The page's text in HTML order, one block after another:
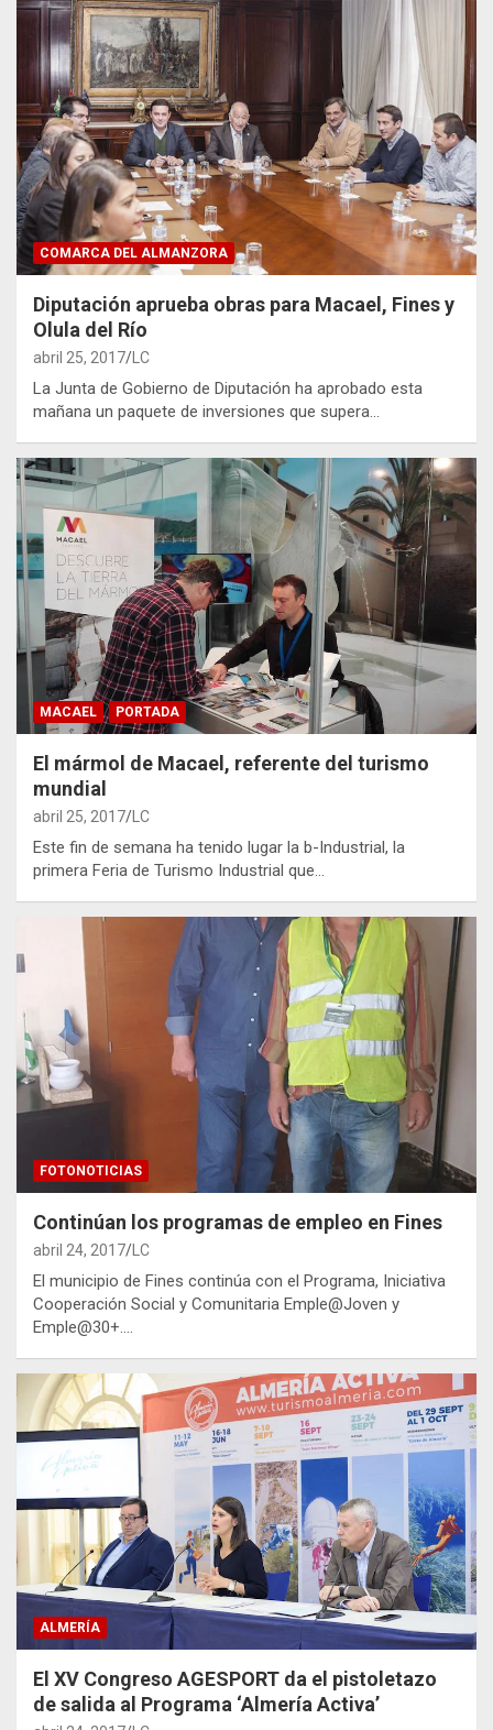
COMARCA DEL ALMANZORA
Diputación aprueba obras para Macael, Fines y
Olula del Río
abril 25, 2017 LC
La Junta de Gobierno de Diputación ha aprobado esta
mañana un paquete de inversiones que supera…
MACAEL PORTADA
El mármol de Macael, referente del turismo
mundial
abril 25, 2017 LC
Este fin de semana ha tenido lugar la b-Industrial, la
primera Feria de Turismo Industrial que…
FOTONOTICIAS
Continúan los programas de empleo en Fines
abril 24, 2017 LC
El municipio de Fines continúa con el Programa, Iniciativa
Cooperación Social y Comunitaria Emple@Joven y
Emple@30+.…
ALMERÍA
El XV Congreso AGESPORT da el pistoletazo
de salida al Programa ‘Almería Activa’